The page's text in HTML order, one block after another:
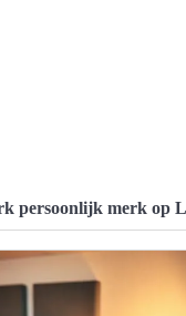
persoonlijk merk op